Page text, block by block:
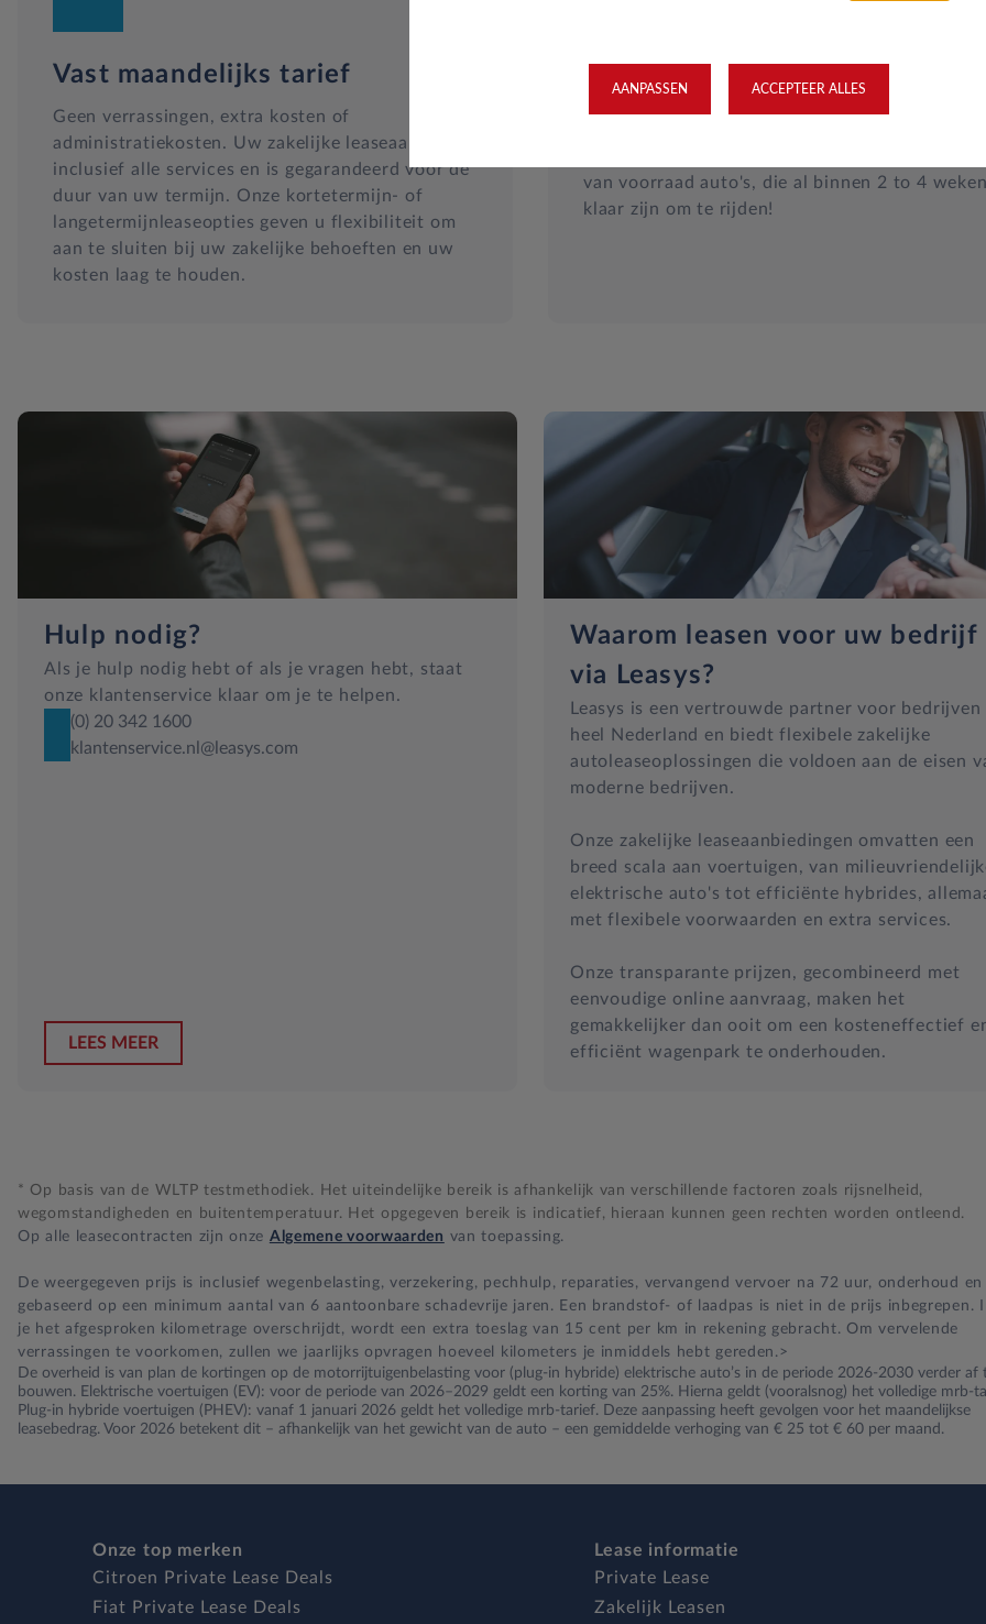
Vast maandelijks tarief
Geen verrassingen, extra kosten of
administratiekosten. Uw zakelijke leaseaanbod is
inclusief alle services en is gegarandeerd voor de
duur van uw termijn. Onze kortetermijn- of
langetermijnleaseopties geven u flexibiliteit om
aan te sluiten bij uw zakelijke behoeften en uw
kosten laag te houden.
beschikbaar
van voorraad auto's, die al binnen 2 to 4
klaar zijn om te rijden!
Hulp nodig?
Als je hulp nodig hebt of als je vragen hebt, staat
onze klantenservice klaar om je te helpen.
(0) 20 342 1600
klantenservice.nl@leasys.com
LEES MEER
Waarom leasen voor uw bedrijf
via Leasys?
Leasys is een vertrouwde partner voor bedrijven
heel Nederland en biedt flexibele zakelijke
autoleaseoplossingen die voldoen aan de eisen
moderne bedrijven.
Onze zakelijke leaseaanbiedingen omvatten een
breed scala aan voertuigen, van
elektrische auto's tot efficiënte hybrides,
met flexibele voorwaarden en extra services.
Onze transparante prijzen, gecombineerd met
eenvoudige online aanvraag, maken het
gemakkelijker dan ooit om een kosteneffectief
efficiënt wagenpark te onderhouden.
* Op basis van de WLTP testmethodiek. Het uiteindelijke bereik is afhankelijk van verschillende factoren zoals rijsnelheid,
wegomstandigheden en buitentemperatuur. Het opgegeven bereik is indicatief, hieraan kunnen geen rechten worden ontleend.
Op alle leasecontracten zijn onze Algemene voorwaarden van toepassing.
De weergegeven prijs is inclusief wegenbelasting, verzekering, pechhulp, reparaties, vervangend vervoer na 72 uur, onderhoud en
gebaseerd op een minimum aantal van 6 aantoonbare schadevrije jaren. Een brandstof- of laadpas is niet in de prijs inbegrepen.
je het afgesproken kilometrage overschrijdt, wordt een extra toeslag van 15 cent per km in rekening gebracht. Om vervelende
verrassingen te voorkomen, zullen we jaarlijks opvragen hoeveel kilometers je inmiddels hebt gereden.>
De overheid is van plan de kortingen op de motorrijtuigenbelasting voor (plug-in hybride) elektrische auto’s in de periode 2026-2030 verder af
bouwen. Elektrische voertuigen (EV): voor de periode van 2026–2029 geldt een korting van 25%. Hierna geldt (vooralsnog) het volledige mrb-
Plug-in hybride voertuigen (PHEV): vanaf 1 januari 2026 geldt het volledige mrb-tarief. Deze aanpassing heeft gevolgen voor het maandelijkse
leasebedrag. Voor 2026 betekent dit – afhankelijk van het gewicht van de auto – een gemiddelde verhoging van € 25 tot € 60 per maand.
Onze top merken
Citroen Private Lease Deals
Fiat Private Lease Deals
Lease informatie
Private Lease
Zakelijk Leasen
AANPASSEN ACCEPTEER ALLES